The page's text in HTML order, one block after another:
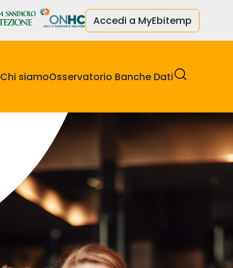
Accedi a MyEbitemp
Chi siamoOsservatorio Banche Dati